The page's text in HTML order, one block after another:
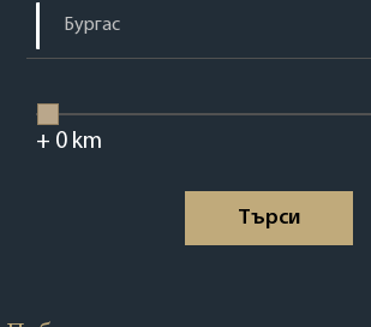
+ 0km
Tърси